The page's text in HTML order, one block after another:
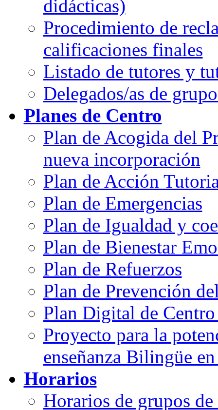
didácticas)
Procedimiento de
calificaciones finales
Listado de tutores y
Delegados/as de
Planes de Centro
Plan de Acogida del
nueva incorporación
Plan de Acción
Plan de Emergencias
Plan de Igualdad y
Plan de Bienestar
Plan de Refuerzos
Plan de Prevención
Plan Digital de
Proyecto para la
enseñanza Bilingüe
Horarios
Horarios de grupos